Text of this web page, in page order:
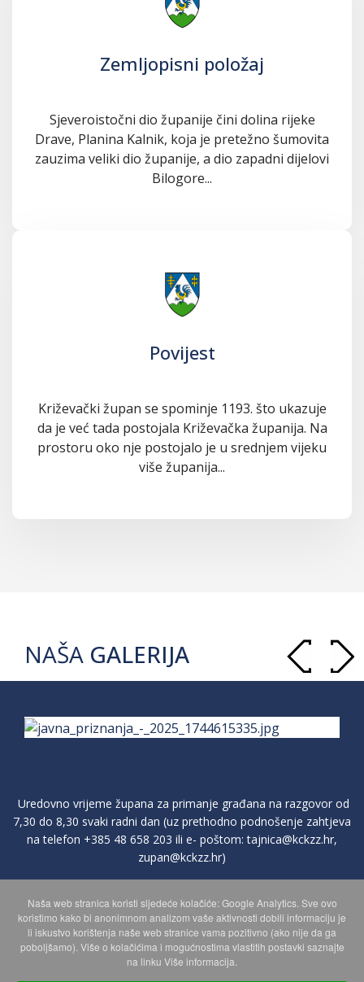
Zemljopisni položaj
Sjeveroistočni dio županije čini dolina rijeke
Drave, Planina Kalnik, koja je pretežno šumovita
zauzima veliki dio županije, a dio zapadni dijelovi
Bilogore...
Povijest
Križevački župan se spominje 1193. što ukazuje
da je već tada postojala Križevačka županija. Na
prostoru oko nje postojalo je u srednjem vijeku
više županija...
NAŠA GALERIJA
Uredovno vrijeme župana za primanje građana na razgovor od
7,30 do 8,30 svaki radni dan (uz prethodno podnošenje zahtjeva
na telefon +385 48 658 203 ili e- poštom:tajnica@kckzz.hr,
zupan@kckzz.hr)
POLITIKA ZAŠTITE PRIVATNOSTI OSOBNIH PODATAKA
MAPA WEBA
Naša web stranica koristi sljedeće kolačiće: Google Analytics. Sve ovo
koristimo kako bi anonimnom analizom vaše aktivnosti dobili informaciju je
li iskustvo korištenja naše web stranice vama pozitivno (ako nije da ga
poboljšamo). Više o kolačićima i mogućnostima vlastitih postavki saznajte
na linku Više informacija.